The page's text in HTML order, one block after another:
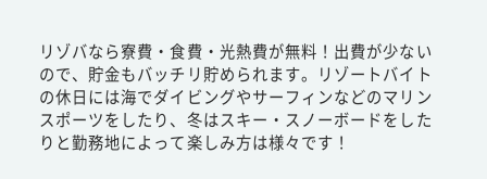
リゾバなら寮費・食費・光熱費が無料！出費が少ない
ので、貯金もバッチリ貯められます。リゾートバイト
の休日には海でダイビングやサーフィンなどのマリン
スポーツをしたり、冬はスキー・スノーボードをした
りと勤務地によって楽しみ方は様々です！